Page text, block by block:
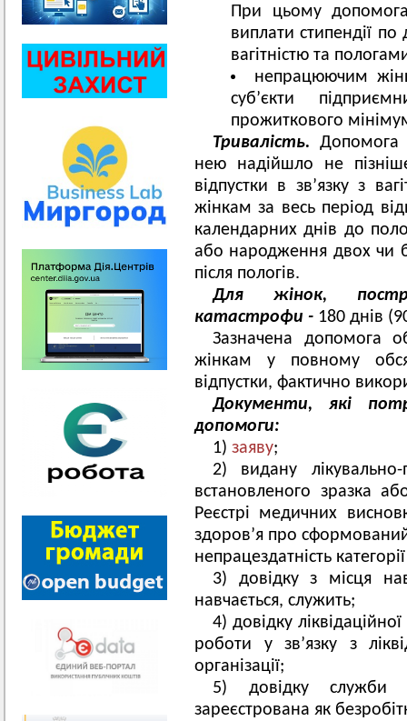
При цьому
виплати стипендії по
вагітністю та
непрацюючим
суб’єкти
прожиткового
Тривалість. Допомога
нею надійшло не
відпустки в зв’язку з
жінкам за весь період
календарних днів до
або народження двох чи
після пологів.
Для жінок,
катастрофи - 180 днів
Зазначена допомога
жінкам у повному
відпустки, фактично
Документи, які
допомоги:
1) заяву;
2) видану
встановленого зразка
Реєстрі медичних
здоров’я про
непрацездатність
3) довідку з місця
навчається, служить;
4) довідку
роботи у зв’язку з
організації;
5) довідку служби
зареєстрована як